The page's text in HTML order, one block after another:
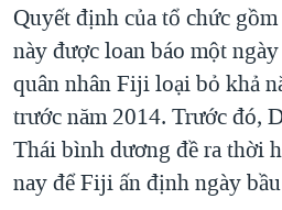
VĂN HOÁ
THỂ THAO
GROUND ZERO – XƯA VÀ NAY
CHI PHÍ CHIẾN TRANH
CÁC GIÁ TRỊ CỘNG HÒA Ở VIỆT
THƯỢNG ĐỈNH TRUMP-KIM TẠI
TRỊNH VĨNH BÌNH VS. CHÍNH
Ngôn ngữ khác
Quyết định của tổ chức
này được loan báo một
quân nhân Fiji loại bỏ khả
trước năm 2014. Trước đó,
Thái bình dương đề ra thời
nay để Fiji ấn định ngày